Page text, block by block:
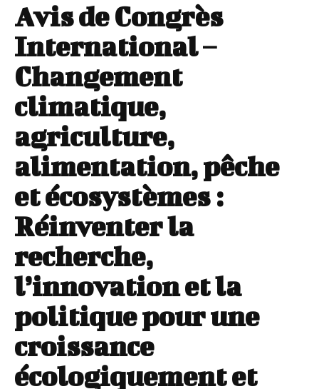
Avis de Congrès
International –
Changement
climatique,
agriculture,
alimentation, pêche
et écosystèmes :
Réinventer la
recherche,
l’innovation et la
politique pour une
croissance
écologiquement et